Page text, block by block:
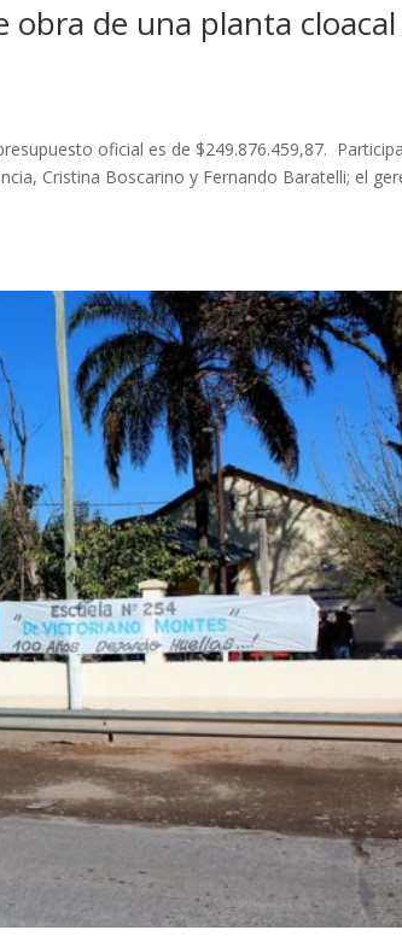
obra de una planta cloacal
oficial es de $249.876.459,87.
Cristina Boscarino y Fernando Baratelli; el